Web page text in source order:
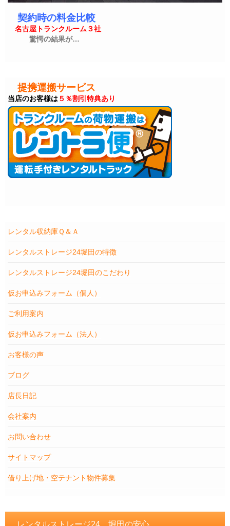
契約時の料金比較
名古屋トランクルーム３社
驚愕の結果が…
提携運搬サービス
当店のお客様は５％割引特典あり
レンタル収納庫Ｑ＆Ａ
レンタルストレージ24堀田の特徴
レンタルストレージ24堀田のこだわり
仮お申込みフォーム（個人）
ご利用案内
仮お申込みフォーム（法人）
お客様の声
ブログ
店長日記
会社案内
お問い合わせ
サイトマップ
借り上げ地・空テナント物件募集
レンタルストレージ24 堀田の安心